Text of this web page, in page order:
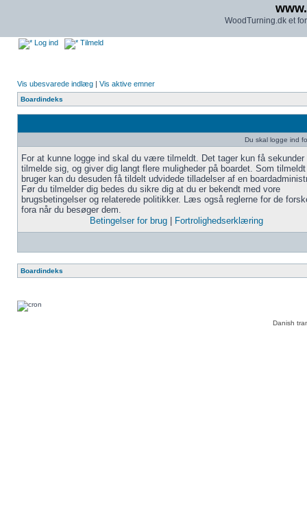
WoodTurning.dk et
Log ind Tilmeld
Vis ubesvarede indlæg | Vis aktive emner
Boardindeks
Du skal logge ind
For at kunne logge ind skal du være tilmeldt. Det tager kun få sekunder
tilmelde sig, og giver dig langt flere muligheder på boardet. Som tilmeldt
bruger kan du desuden få tildelt udvidede tilladelser af en
Før du tilmelder dig bedes du sikre dig at du er bekendt med vore
brugsbetingelser og relaterede politikker. Læs også reglerne for de
fora når du besøger dem.
Betingelser for brug
Fortrolighedserklæring
Boardindeks
Danish